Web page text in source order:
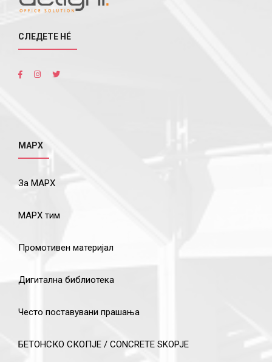
СЛЕДЕТЕ НÉ
МАРХ
За МАРХ
МАРХ тим
Промотивен материјал
Дигитална библиотека
Често поставувани прашања
БЕТОНСКО СКОПЈЕ / CONCRETE SKOPJE